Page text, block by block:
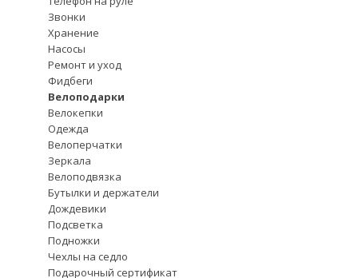
Звонки
Хранение
Насосы
Ремонт и уход
Фидбеги
Велоподарки
Велокепки
Одежда
Велоперчатки
Зеркала
Велоподвязка
Бутылки и держатели
Дождевики
Подсветка
Подножки
Чехлы на седло
Подарочный сертификат